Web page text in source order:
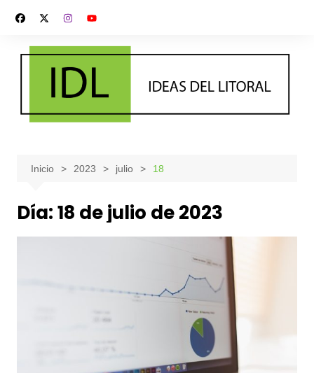
contenido
Inicio 2023 julio 18
Día:18 de julio de 2023